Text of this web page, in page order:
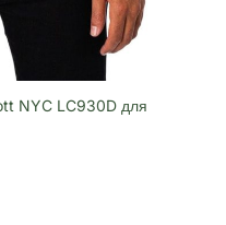
NYC LC930D для